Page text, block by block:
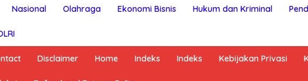
Nasional Olahraga Ekonomi Bisnis Hukum dan Kriminal
Disclaimer Home Indeks Indeks Kebijakan Privasi